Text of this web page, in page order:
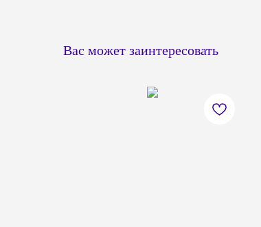
Вас может заинтересовать